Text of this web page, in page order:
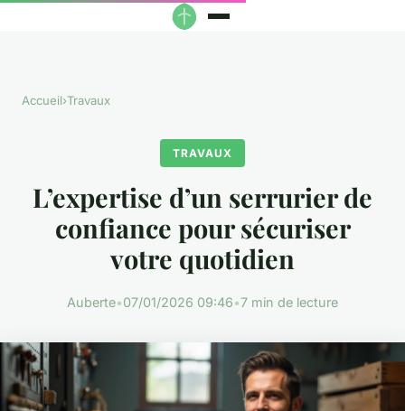
Accueil›Travaux
TRAVAUX
L’expertise d’un serrurier de
confiance pour sécuriser
votre quotidien
Auberte•07/01/2026 09:46•7 min de lecture